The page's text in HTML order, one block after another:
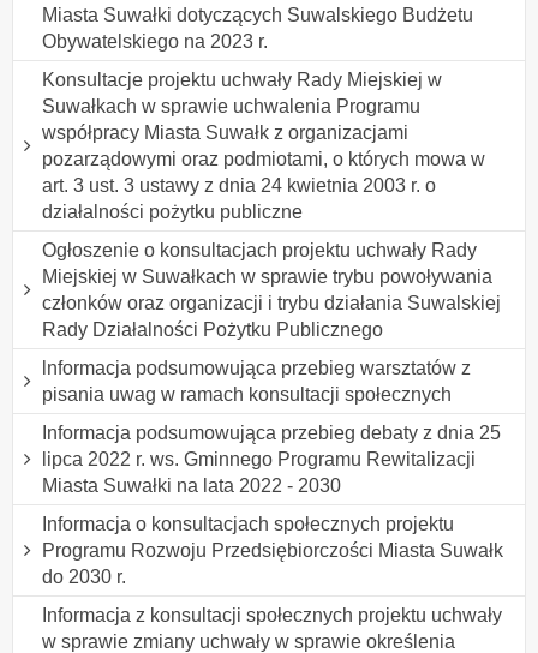
Miasta Suwałki dotyczących Suwalskiego Budżetu
Obywatelskiego na 2023 r.
Konsultacje projektu uchwały Rady Miejskiej w
Suwałkach w sprawie uchwalenia Programu
współpracy Miasta Suwałk z organizacjami
pozarządowymi oraz podmiotami, o których mowa w
art. 3 ust. 3 ustawy z dnia 24 kwietnia 2003 r. o
działalności pożytku publiczne
Ogłoszenie o konsultacjach projektu uchwały Rady
Miejskiej w Suwałkach w sprawie trybu powoływania
członków oraz organizacji i trybu działania Suwalskiej
Rady Działalności Pożytku Publicznego
lnformacja podsumowująca przebieg warsztatów z
pisania uwag w ramach konsultacji społecznych
Informacja podsumowująca przebieg debaty z dnia 25
lipca 2022 r. ws. Gminnego Programu Rewitalizacji
Miasta Suwałki na lata 2022 - 2030
Informacja o konsultacjach społecznych projektu
Programu Rozwoju Przedsiębiorczości Miasta Suwałk
do 2030 r.
Informacja z konsultacji społecznych projektu uchwały
w sprawie zmiany uchwały w sprawie określenia